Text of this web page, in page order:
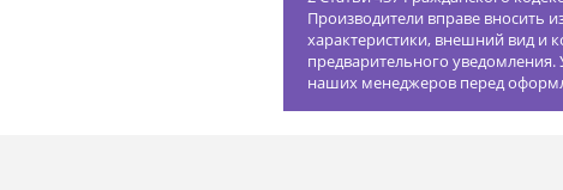
Производители вправе вносить
характеристики, внешний вид и
предварительного уведомления.
наших менеджеров перед